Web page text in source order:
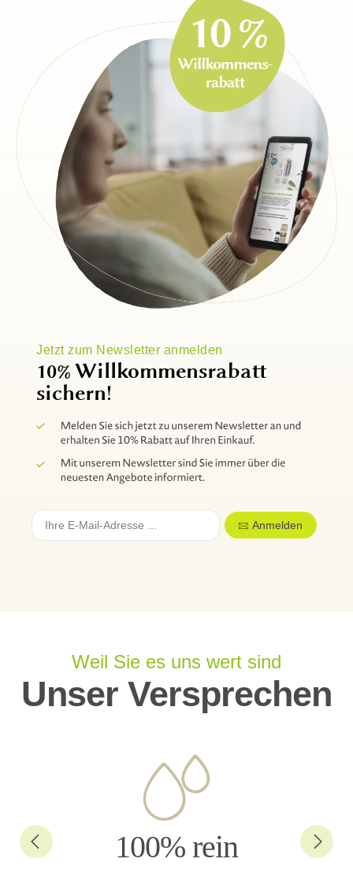
Jetzt zum Newsletter anmelden
10% Willkommensrabatt
sichern!
Anmelden
Weil Sie es uns wert sind
Unser Versprechen
100% rein